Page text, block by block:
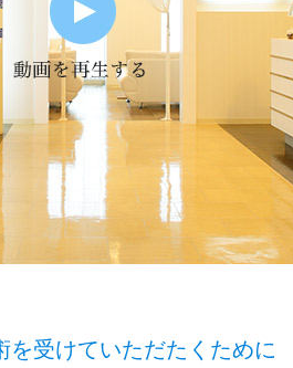
を受けていただたくために